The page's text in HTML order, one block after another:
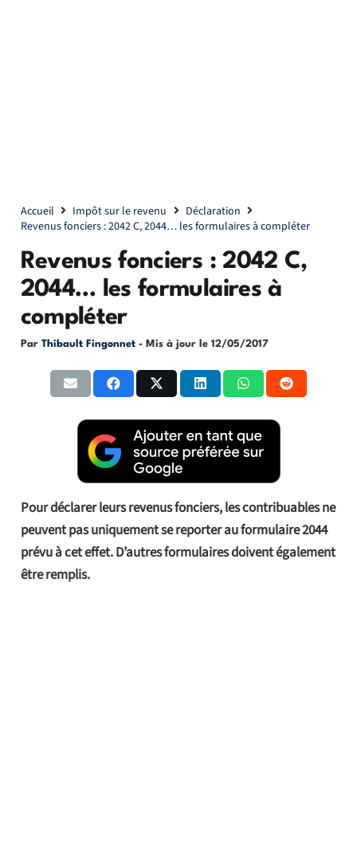
Accueil Impôt sur le revenu
Déclaration
Revenus fonciers : 2042 C, 2044… les formulaires à compléter
Revenus fonciers : 2042 C,
2044… les formulaires à
compléter
Par Thibault Fingonnet - Mis à jour le 12/05/2017
Pour déclarer leurs revenus fonciers, les contribuables ne
peuvent pas uniquement se reporter au formulaire 2044
prévu à cet effet. D’autres formulaires doivent également
être remplis.